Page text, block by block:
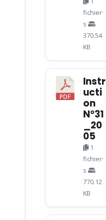
fichier·
s
370.54
KB
Instr
ucti
on
N°31
_20
05
1
fichier·
s
770.12
KB